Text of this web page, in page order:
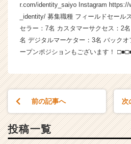
ト
チ
ア
リ
h
a
r.com/identity_saiyo Instagram https://
_identity/ 募集職種 フィールドセール
セラー：7名 カスタマーサクセス：2
名 デジタルマーケター：3名 バック
ープンポジションもございます！
前の記事へ 次
投稿一覧